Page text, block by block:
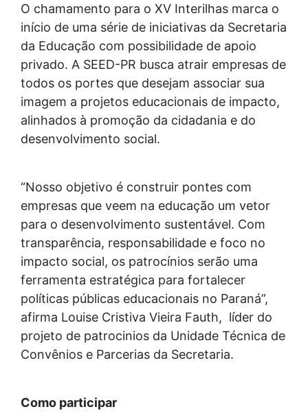
O chamamento para o XV Interilhas marca o
início de uma série de iniciativas da Secretaria
da Educação com possibilidade de apoio
privado. A SEED-PR busca atrair empresas de
todos os portes que desejam associar sua
imagem a projetos educacionais de impacto,
alinhados à promoção da cidadania e do
desenvolvimento social.
“Nosso objetivo é construir pontes com
empresas que veem na educação um vetor
para o desenvolvimento sustentável. Com
transparência, responsabilidade e foco no
impacto social, os patrocínios serão uma
ferramenta estratégica para fortalecer
políticas públicas educacionais no Paraná”,
afirma Louise Cristiva Vieira Fauth, líder do
projeto de patrocinios da Unidade Técnica de
Convênios e Parcerias da Secretaria.
Como participar